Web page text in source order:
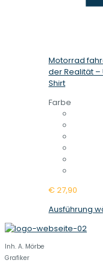
Motorrad
der Realität
Shirt
Farbe
€ 27,90
Ausführung
Inh. A. Mörbe
Grafiker